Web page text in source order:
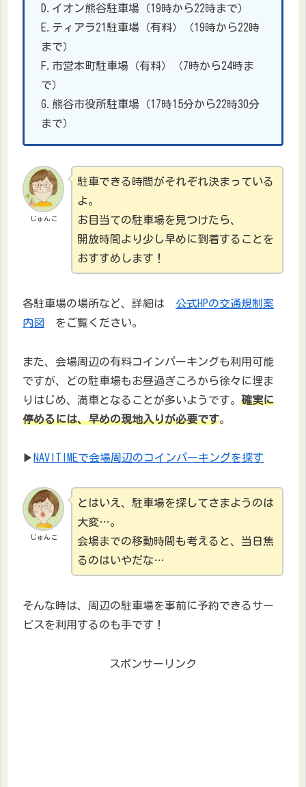
D.イオン熊谷駐車場（19時から22時まで）
E.ティアラ21駐車場（有料）（19時から22時
まで）
F.市営本町駐車場（有料）（7時から24時ま
で）
G.熊谷市役所駐車場（17時15分から22時30分
まで）
じゅんこ
駐車できる時間がそれぞれ決まっている
よ。
お目当ての駐車場を見つけたら、
開放時間より少し早めに到着することを
おすすめします！
各駐車場の場所など、詳細は 公式HPの交通規制案
内図
をご覧ください。
また、会場周辺の有料コインパーキングも利用可能
ですが、どの駐車場もお昼過ぎころから徐々に埋ま
りはじめ、満車となることが多いようです。 確実に
停めるには、早めの現地入りが必要です。
▶ NAVITIMEで会場周辺のコインパーキングを探す
じゅんこ
とはいえ、駐車場を探してさまようのは
大変…。
会場までの移動時間も考えると、当日焦
るのはいやだな…
そんな時は、周辺の駐車場を事前に予約できるサー
ビスを利用するのも手です！
スポンサーリンク